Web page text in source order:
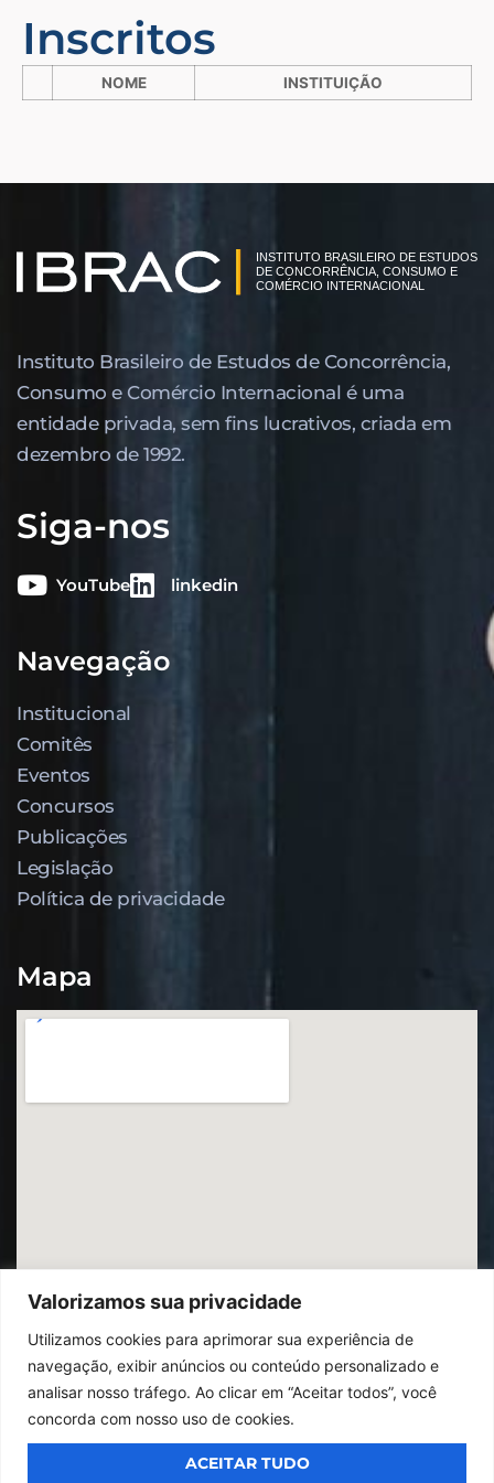
Valorizamos sua privacidade
Utilizamos cookies para aprimorar sua experiência de
navegação, exibir anúncios ou conteúdo personalizado e
analisar nosso tráfego. Ao clicar em “Aceitar todos”, você
concorda com nosso uso de cookies.
ACEITAR TUDO
Inscritos
NOME INSTITUIÇÃO
Instituto Brasileiro de Estudos de Concor­rência,
Consumo e Comércio Internacional é uma
entidade privada, sem fins lucrativos, criada em
dezembro de 1992.
Siga-nos
YouTube linkedin
Navegação
Institucional
Comitês
Eventos
Concursos
Publicações
Legislação
Política de privacidade
Mapa
Todos os direitos reservados,